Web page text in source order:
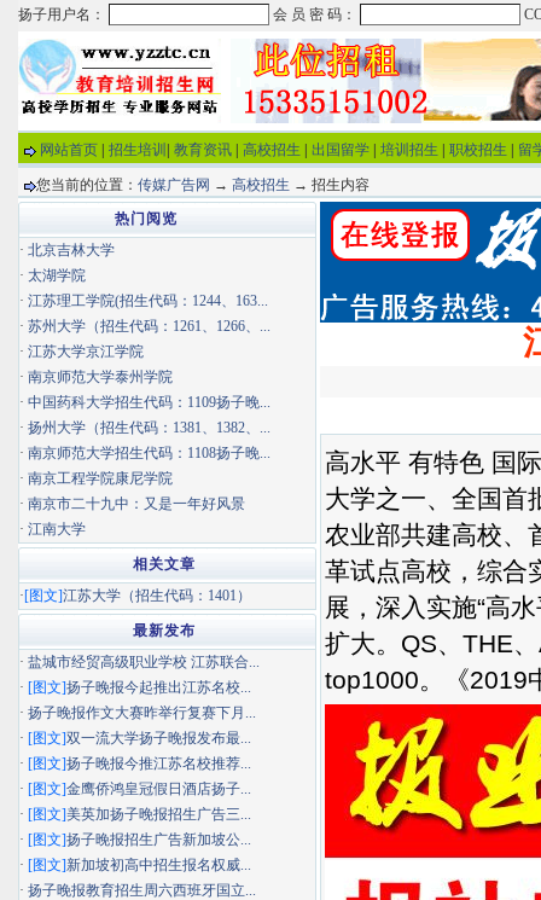
网站首页 招生培训 教育资讯 高校招生 出国留学 培训招生 职校招生 留
您当前的位置： 传媒广告网 → 高校招生 → 招生内容
高水平 有特色 国
大学之一、全国首
农业部共建高校、
革试点高校，综合
展，深入实施“高
扩大。QS、THE
top1000。《2019
热门阅览
· 北京吉林大学
· 太湖学院
· 江苏理工学院(招生代码：1244、163...
· 苏州大学（招生代码：1261、1266、...
· 江苏大学京江学院
· 南京师范大学泰州学院
· 中国药科大学招生代码：1109扬子晚...
· 扬州大学（招生代码：1381、1382、...
· 南京师范大学招生代码：1108扬子晚...
· 南京工程学院康尼学院
· 南京市二十九中：又是一年好风景
· 江南大学
相关文章
·[图文]江苏大学（招生代码：1401）
最新发布
· 盐城市经贸高级职业学校 江苏联合...
· [图文]扬子晚报今起推出江苏名校...
· 扬子晚报作文大赛昨举行复赛下月...
· [图文]双一流大学扬子晚报发布最...
· [图文]扬子晚报今推江苏名校推荐...
· [图文]金鹰侨鸿皇冠假日酒店扬子...
· [图文]美英加扬子晚报招生广告三...
· [图文]扬子晚报招生广告新加坡公...
· [图文]新加坡初高中招生报名权威...
· 扬子晚报教育招生周六西班牙国立...